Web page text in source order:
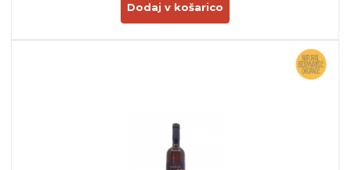
Dodaj v košarico